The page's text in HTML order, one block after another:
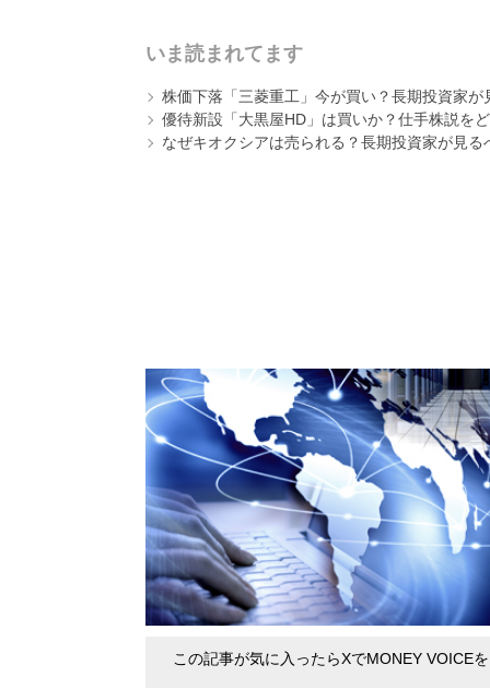
いま読まれてます
株価下落「三菱重工」今が買い？長期投資家
優待新設「大黒屋HD」は買いか？仕手株説を
なぜキオクシアは売られる？長期投資家が見
この記事が気に入ったらXでMONEY VOICE